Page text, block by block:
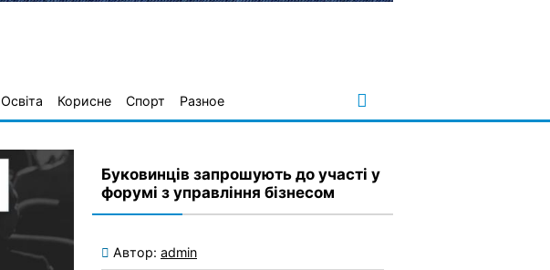
Освіта Корисне Спорт Разное
Буковинців запрошують до участі у
форумі з управління бізнесом
Автор: admin